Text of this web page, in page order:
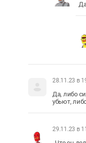
28.11.23 в
Да, либо
убьют,
29.11.23 в